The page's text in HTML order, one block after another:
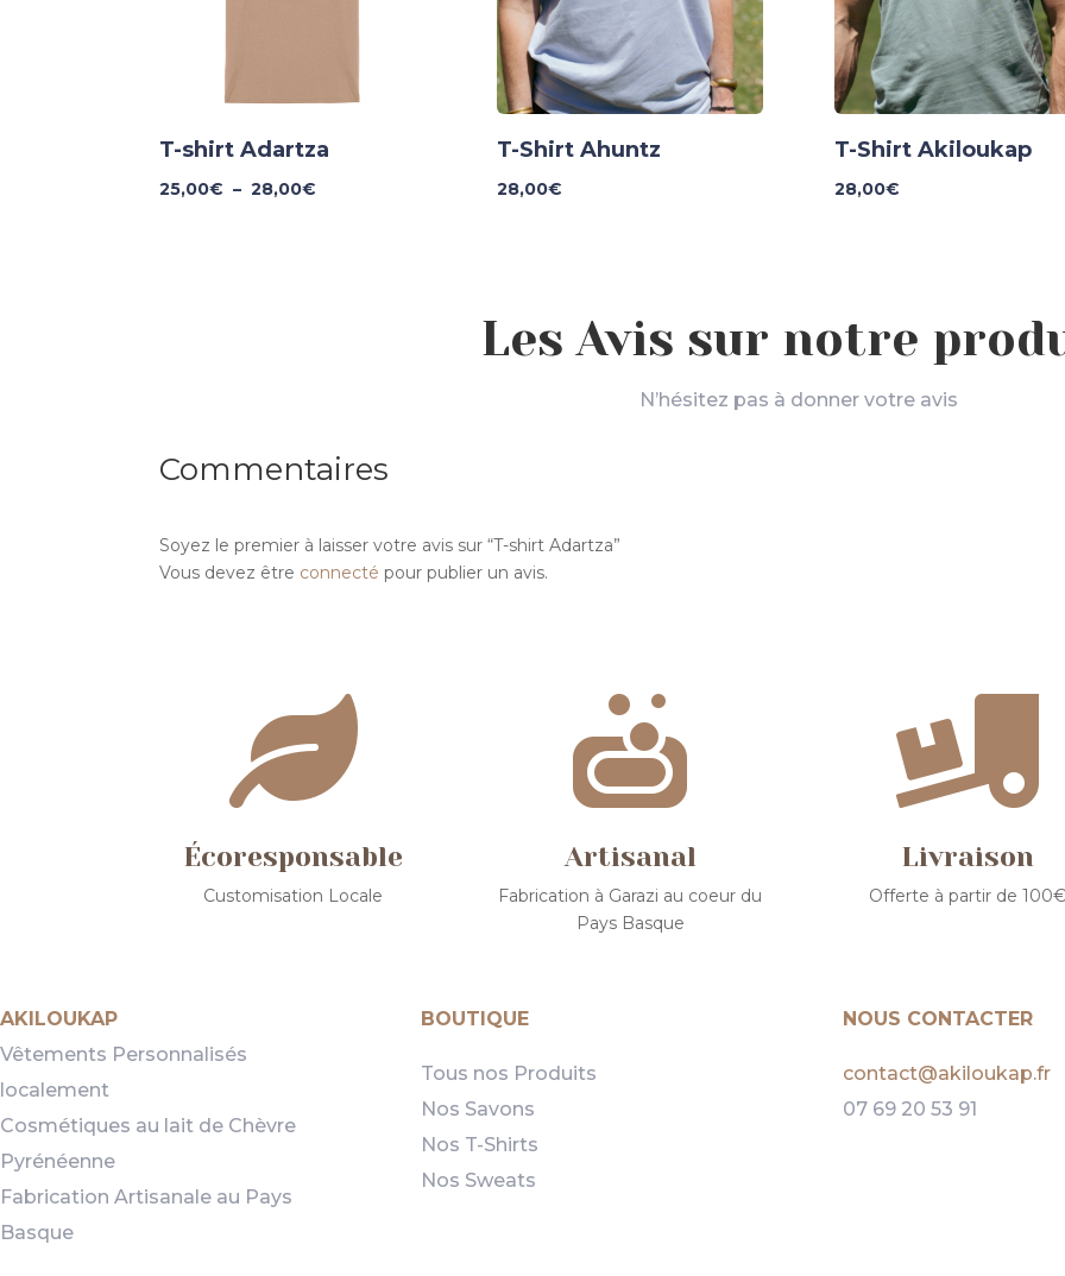
T-shirt Adartza
25,00€ – 28,00€
T-Shirt Ahuntz
28,00€
T-Shirt Akiloukap
28,00€
Les Avis sur notre
N’hésitez pas à donner votre avis
Commentaires
Soyez le premier à laisser votre avis sur “T-shirt Adartza”
Vous devez être connecté pour publier un avis.

Écoresponsable
Customisation Locale

Artisanal
Fabrication à Garazi au coeur du
Pays Basque

Livraison
Offerte à partir de 100€
AKILOUKAP
Vêtements Personnalisés
localement
Cosmétiques au lait de Chèvre
Pyrénéenne
Fabrication Artisanale au Pays
Basque
BOUTIQUE
Tous nos Produits
Nos Savons
Nos T-Shirts
Nos Sweats
NOUS CONTACTER
contact@akiloukap.fr
07 69 20 53 91